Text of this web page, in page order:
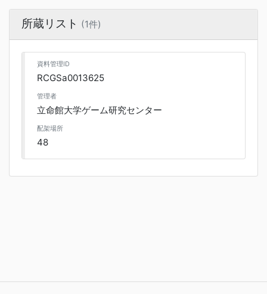
所蔵リスト (1件)
資料管理ID
RCGSa0013625
管理者
立命館大学ゲーム研究センター
配架場所
48